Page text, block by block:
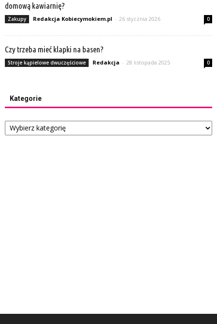
domową kawiarnię?
Zakupy Redakcja Kobiecymokiem.pl - 26 stycznia 2026 0
Czy trzeba mieć klapki na basen?
Stroje kąpielowe dwuczęściowe Redakcja - 28 listopada 2025 0
Kategorie
Kategorie